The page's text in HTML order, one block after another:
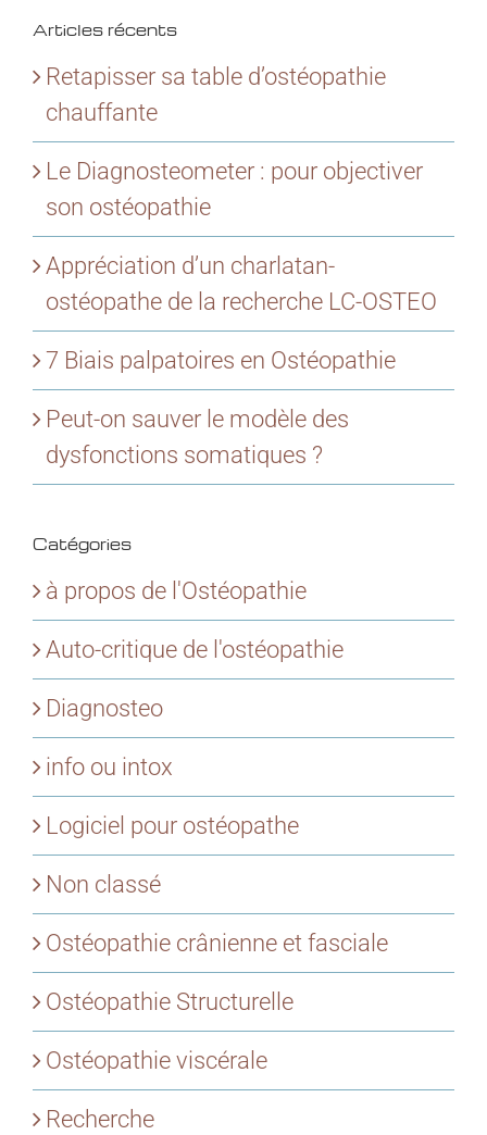
Articles récents
Retapisser sa table d’ostéopathie
chauffante
Le Diagnosteometer : pour objectiver
son ostéopathie
Appréciation d’un charlatan-
ostéopathe de la recherche LC-OSTEO
7 Biais palpatoires en Ostéopathie
Peut-on sauver le modèle des
dysfonctions somatiques ?
Catégories
à propos de l'Ostéopathie
Auto-critique de l'ostéopathie
Diagnosteo
info ou intox
Logiciel pour ostéopathe
Non classé
Ostéopathie crânienne et fasciale
Ostéopathie Structurelle
Ostéopathie viscérale
Recherche